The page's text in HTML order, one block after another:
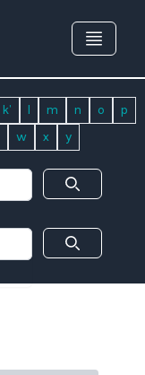
k' l m n o
p
w x y